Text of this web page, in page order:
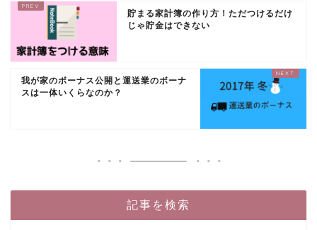
貯まる家計簿の作り方！ただつけるだけ
じゃ貯金はできない
我が家のボーナス公開と運送業のボーナ
スは一体いくらなのか？
記事を検索